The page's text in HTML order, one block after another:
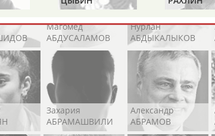
Магомед
АБДУСАЛАМОВ
Нурлан
АБДЫКАЛЫКОВ
Захария
АБРАМАШВИЛИ
Александр
АБРАМОВ